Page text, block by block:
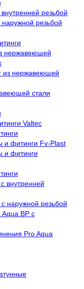
резьбой
резьбой
нержавеющей
из нержавеющей
стали
Valtec
и фитинги Fv-Plast
и фитинги
внутренней
наружной резьбой
Aqua ВР с
Pro Aqua